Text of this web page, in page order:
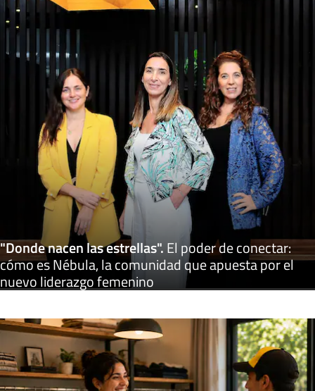
"Donde nacen las estrellas".El poder de conectar:
cómo es Nébula, la comunidad que apuesta por el
nuevo liderazgo femenino